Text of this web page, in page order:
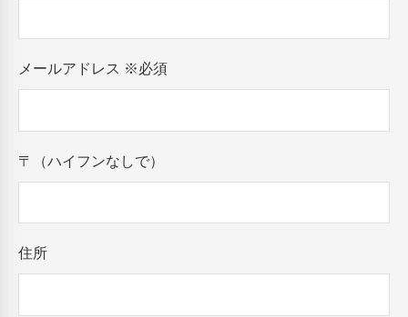
メールアドレス ※必須
〒（ハイフンなしで）
住所